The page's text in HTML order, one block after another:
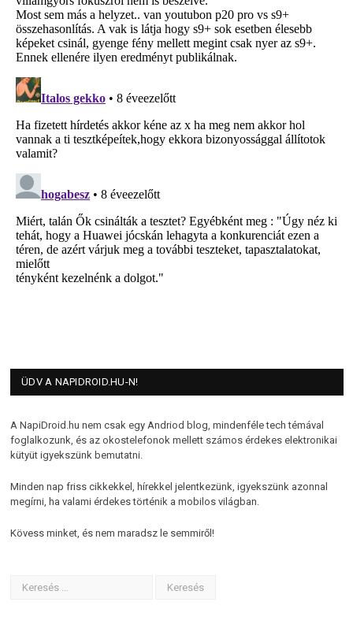
ÜDV A NAPIDROID.HU-N!
A NapiDroid.hu nem csak egy Andriod blog, mindenféle tech témával
foglalkozunk, és az okostelefonok mellett számos érdekes elektronikai
kütyüt igyekszünk bemutatni.
Minden nap friss cikkekkel, hírekkel jelentkezünk, igyekszünk azonnal
megírni, ha valami érdekes történik a mobilos világban.
Kövess minket, és nem maradsz le semmiről!